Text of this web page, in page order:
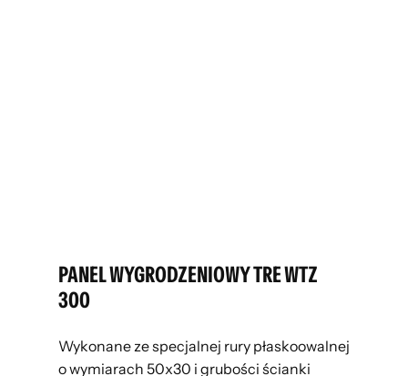
PANEL WYGRODZENIOWY TRE WTZ
300
Wykonane ze specjalnej rury płaskoowalnej
o wymiarach 50x30 i grubości ścianki